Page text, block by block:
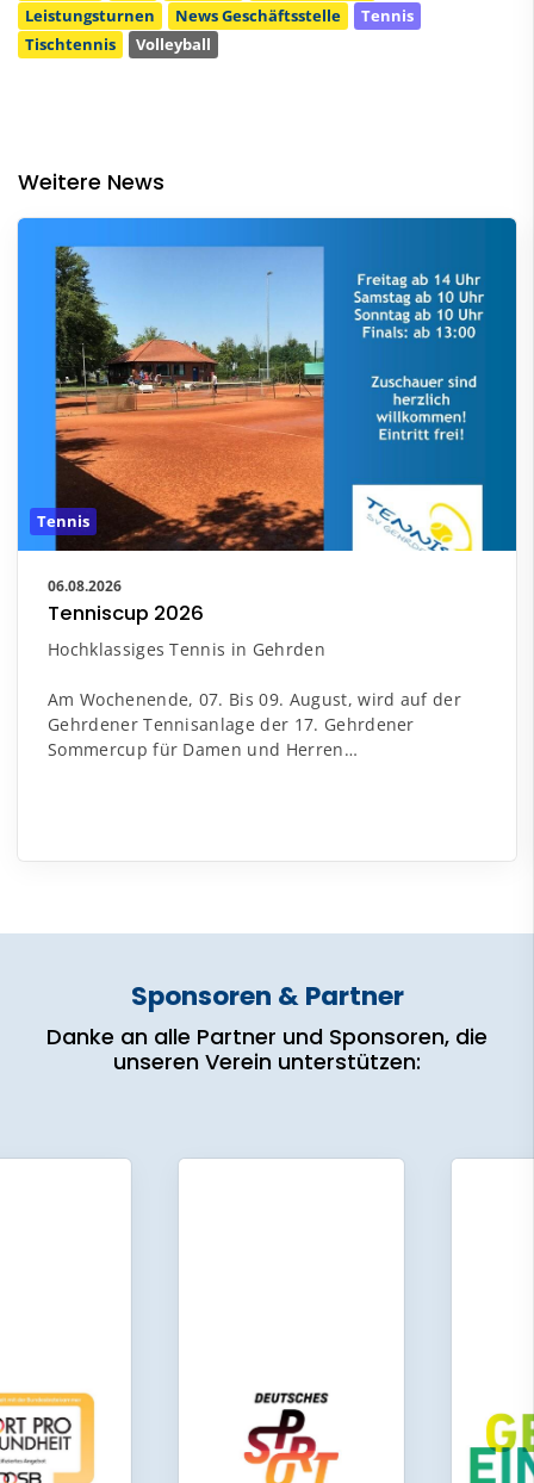
Leistungsturnen
News Geschäftsstelle
Tennis
Tischtennis
Volleyball
Weitere News
Tennis
06.08.2026
Tenniscup 2026
Hochklassiges Tennis in Gehrden
Am Wochenende, 07. Bis 09. August, wird auf der
Gehrdener Tennisanlage der 17. Gehrdener
Sommercup für Damen und Herren…
Sponsoren & Partner
Danke an alle Partner und Sponsoren, die
unseren Verein unterstützen: